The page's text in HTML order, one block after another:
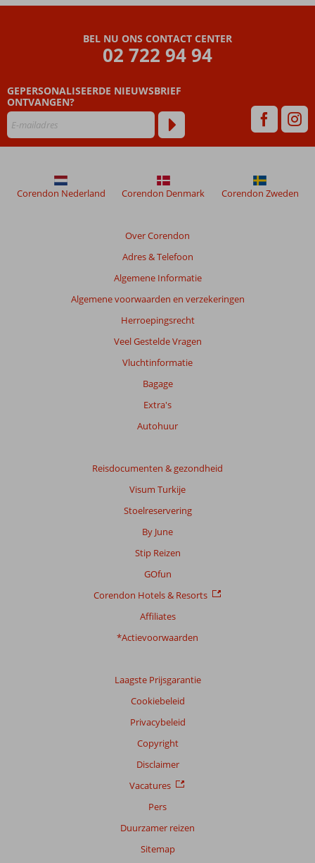
48
maanden
meer
de
BEL NU ONS CONTACT CENTER
02 722 94 94
GEPERSONALISEERDE NIEUWSBRIEF
ONTVANGEN?
Over Corendon
Adres & Telefoon
Algemene Informatie
Algemene voorwaarden en verzekeringen
Herroepingsrecht
Veel Gestelde Vragen
Vluchtinformatie
Bagage
Extra's
Autohuur
Reisdocumenten & gezondheid
Visum Turkije
Stoelreservering
By June
Stip Reizen
GOfun
Corendon Hotels & Resorts
Affiliates
*Actievoorwaarden
Laagste Prijsgarantie
Cookiebeleid
Privacybeleid
Copyright
Disclaimer
Vacatures
Pers
Duurzamer reizen
Sitemap
Corendon Nederland Corendon Denmark Corendon Zweden